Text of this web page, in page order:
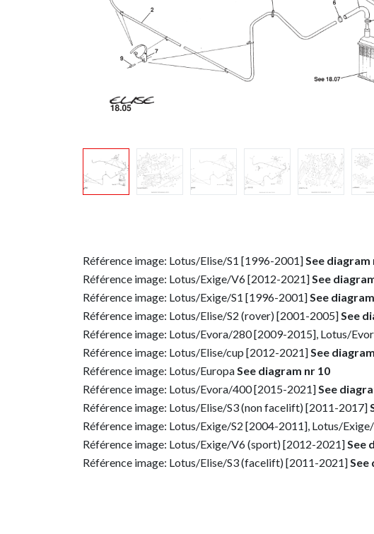
Référence image: Lotus/Elise/S1 [1996-2001]See diagram
Référence image: Lotus/Exige/V6 [2012-2021]See
Référence image: Lotus/Exige/S1 [1996-2001]See
Référence image: Lotus/Elise/S2 (rover) [2001-2005]See
Référence image: Lotus/Evora/280 [2009-2015], Lotus/
Référence image: Lotus/Elise/cup [2012-2021]See
Référence image: Lotus/EuropaSee diagram nr 10
Référence image: Lotus/Evora/400 [2015-2021]See
Référence image: Lotus/Elise/S3 (non facelift) [2011-2017]
Référence image: Lotus/Exige/S2 [2004-2011], Lotus/
Référence image: Lotus/Exige/V6 (sport) [2012-2021]See
Référence image: Lotus/Elise/S3 (facelift) [2011-2021]See